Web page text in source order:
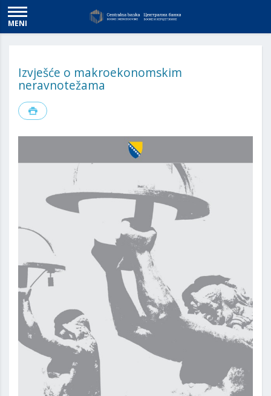
MENI
Izvješće o makroekonomskim
neravnotežama